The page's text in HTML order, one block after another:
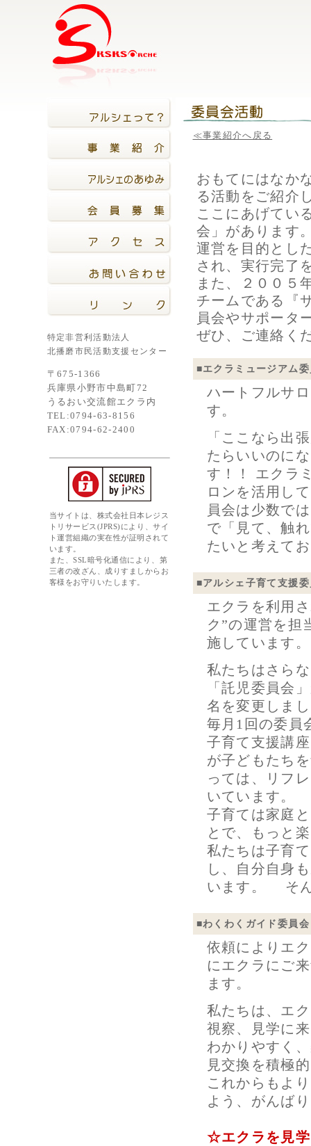
特定非営利活動法人
北播磨市民活動支援センター
〒675-1366
兵庫県小野市中島町72
うるおい交流館エクラ内
TEL:0794-63-8156
FAX:0794-62-2400
当サイトは、株式会社日本レジス
トリサービス(JPRS)により、サイ
ト運営組織の実在性が証明されて
います。
また、SSL暗号化通信により、第
三者の改ざん、成りすましからお
客様をお守りいたします。
≪事業紹介へ戻る
おもてにはなか
る活動をご紹介
ここにあげてい
会」があります
運営を目的とし
され、実行完了
また、２００５
チームである『
員会やサポータ
ぜひ、ご連絡く
■エクラミュージアム
ハートフルサ
す。
「ここなら出
たらいいのに
す！！ エクラ
ロンを活用し
員会は少数で
で「見て、触
たいと考えて
■アルシェ子育て支援
エクラを利用
ク”の運営を担
施しています。
私たちはさら
「託児委員会
名を変更しま
毎月1回の委員
子育て支援講
が子どもたち
っては、リフ
いています。
子育ては家庭
とで、もっと
私たちは子育
し、自分自身
います。 そん
■わくわくガイド委員会
依頼によりエ
にエクラにご
ます。
私たちは、エ
視察、見学に
わかりやすく
見交換を積極
これからもよ
よう、がんば
☆エクラを見